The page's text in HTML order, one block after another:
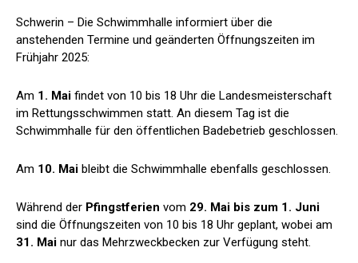
Schwerin – Die Schwimmhalle informiert über die
anstehenden Termine und geänderten Öffnungszeiten im
Frühjahr 2025:
Am 1. Mai findet von 10 bis 18 Uhr die Landesmeisterschaft
im Rettungsschwimmen statt. An diesem Tag ist die
Schwimmhalle für den öffentlichen Badebetrieb geschlossen.
Am 10. Mai bleibt die Schwimmhalle ebenfalls geschlossen.
Während der Pfingstferien vom 29. Mai bis zum 1. Juni
sind die Öffnungszeiten von 10 bis 18 Uhr geplant, wobei am
31. Mai nur das Mehrzweckbecken zur Verfügung steht.